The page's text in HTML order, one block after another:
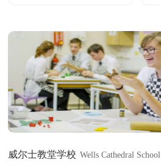
威尔士教堂学校 Wells Cathedral School